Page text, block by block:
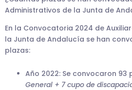
Administrativos de la Junta de
En la Convocatoria 2024 de
la Junta de Andalucía se han
plazas:
Año 2022: Se convocaron 93
General + 7 cupo de